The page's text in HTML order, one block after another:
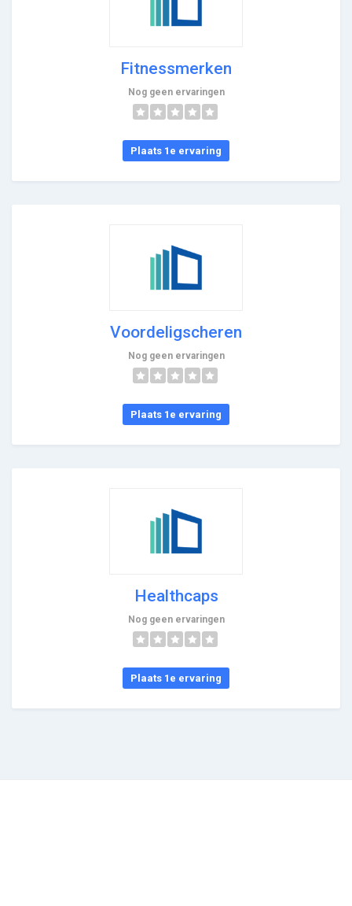
Fitnessmerken
Nog geen ervaringen
Plaats 1e ervaring
Voordeligscheren
Nog geen ervaringen
Plaats 1e ervaring
Healthcaps
Nog geen ervaringen
Plaats 1e ervaring